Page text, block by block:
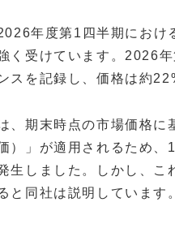
年度第1四半期にお
く受けています。2026
スを記録し、価格は約
、期末時点の市場価格
）」が適用されるため
生しました。しかし、
と同社は説明しています。